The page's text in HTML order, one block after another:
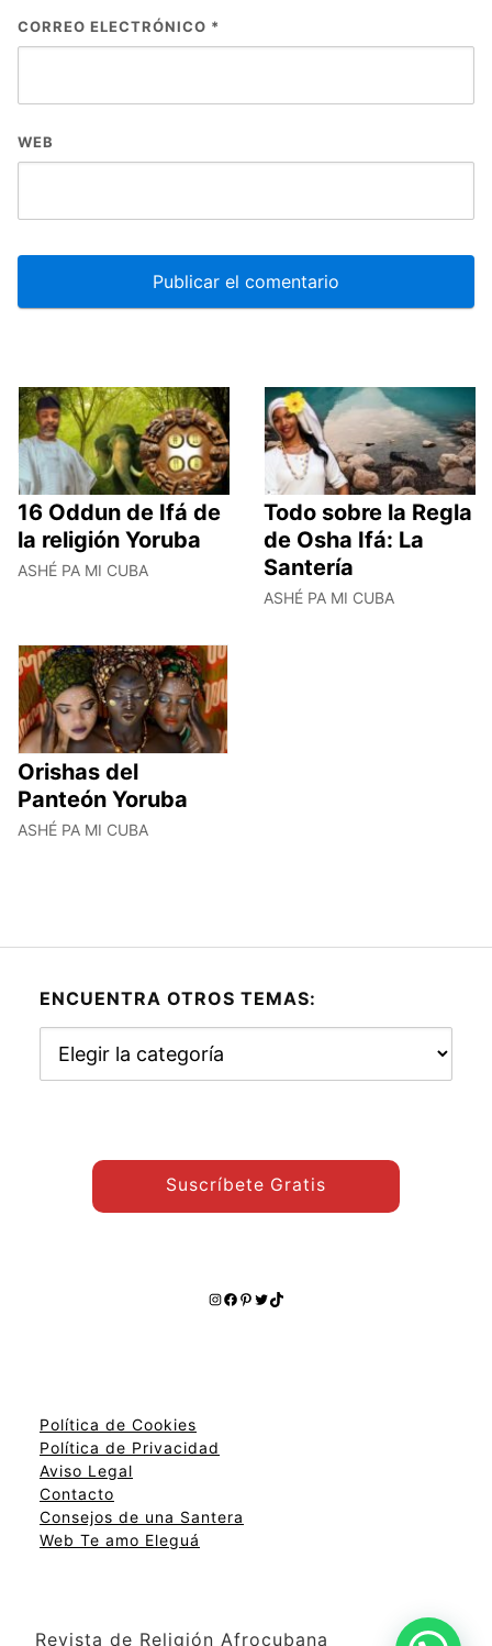
CORREO ELECTRÓNICO *
WEB
16 Oddun de Ifá de
la religión Yoruba
ASHÉ PA MI CUBA
Todo sobre la Regla
de Osha Ifá: La
Santería
ASHÉ PA MI CUBA
Orishas del
Panteón Yoruba
ASHÉ PA MI CUBA
ENCUENTRA OTROS TEMAS:
otros
Suscríbete Gratis
Instagram
Facebook
Pinterest
Twitter
TikTok
Política de Cookies
Política de Privacidad
Aviso Legal
Contacto
Consejos de una Santera
Web Te amo Eleguá
Revista de Religión Afrocubana